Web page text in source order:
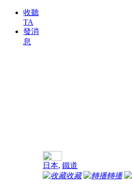
收聽
TA
發消
息
日本, 鐵道
收藏
轉播